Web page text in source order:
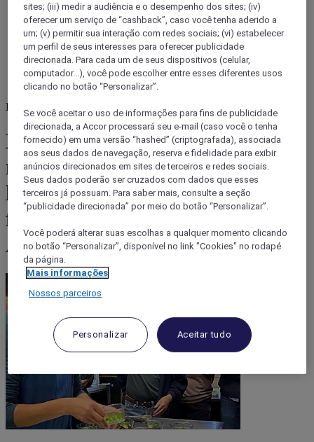
França
Escolha suas próprias algas
marinhas e aprenda a prepará-
las em La Baule, a cidade
francesa banhada pelo Oceano
Atlântico.
sites; (iii) medir a audiência e o desempenho dos sites; (iv)
oferecer um serviço de “cashback”, caso você tenha aderido a
um; (v) permitir sua interação com redes sociais; (vi) estabelecer
um perfil de seus interesses para oferecer publicidade
direcionada. Para cada um de seus dispositivos (celular,
computador...), você pode escolher entre esses diferentes usos
clicando no botão “Personalizar”.
Se você aceitar o uso de informações para fins de publicidade
direcionada, a Accor processará seu e-mail (caso você o tenha
fornecido) em uma versão “hashed” (criptografada), associada
aos seus dados de navegação, reserva e fidelidade para exibir
anúncios direcionados em sites de terceiros e redes sociais.
Seus dados poderão ser cruzados com dados que esses
terceiros já possuam. Para saber mais, consulte a seção
“publicidade direcionada” por meio do botão “Personalizar”.
Você poderá alterar suas escolhas a qualquer momento clicando
no botão “Personalizar”, disponível no link "Cookies" no rodapé
da página.
Mais informações
Nossos parceiros
Personalizar Aceitar tudo